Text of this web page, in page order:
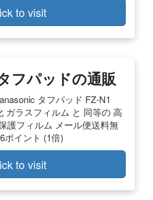
to visit
フパッドの通販
タフパッド FZ-N1
ガラスフィルム と 同等の 高
護フィルム メール便送料無
ポイント (1倍)
to visit